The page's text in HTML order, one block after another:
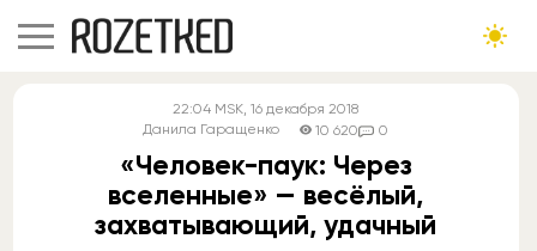
22:04 MSK, 16 декабря 2018
Данила Гаращенко
10 620 0
«Человек-паук: Через
вселенные» — весёлый,
захватывающий, удачный